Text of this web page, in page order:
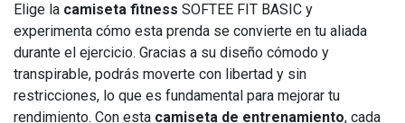
Elige la camiseta fitness SOFTEE FIT BASIC y
experimenta cómo esta prenda se convierte en tu aliada
durante el ejercicio. Gracias a su diseño cómodo y
transpirable, podrás moverte con libertad y sin
restricciones, lo que es fundamental para mejorar tu
rendimiento. Con esta camiseta de entrenamiento, cada